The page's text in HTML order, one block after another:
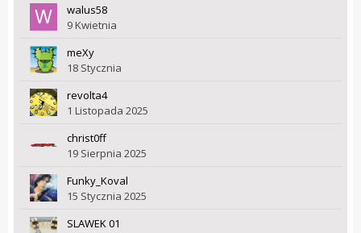
walus58
9 Kwietnia
meXy
18 Stycznia
revolta4
1 Listopada 2025
christ0ff
19 Sierpnia 2025
Funky_Koval
15 Stycznia 2025
SLAWEK 01